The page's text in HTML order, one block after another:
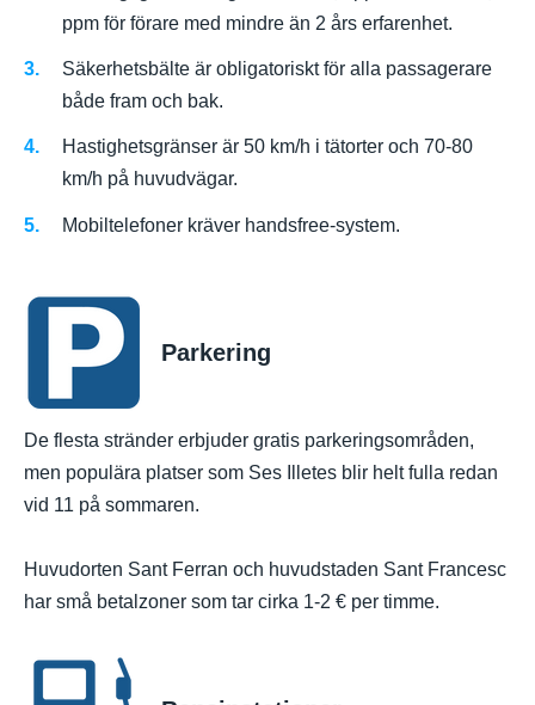
ppm för förare med mindre än 2 års erfarenhet.
Säkerhetsbälte är obligatoriskt för alla passagerare
både fram och bak.
Hastighetsgränser är 50 km/h i tätorter och 70-80
km/h på huvudvägar.
Mobiltelefoner kräver handsfree-system.
Parkering
De flesta stränder erbjuder gratis parkeringsområden,
men populära platser som Ses Illetes blir helt fulla redan
vid 11 på sommaren.
Huvudorten Sant Ferran och huvudstaden Sant Francesc
har små betalzoner som tar cirka 1-2 € per timme.